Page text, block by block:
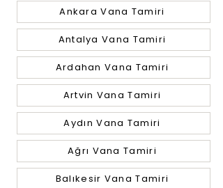
Ankara Vana Tamiri
Antalya Vana Tamiri
Ardahan Vana Tamiri
Artvin Vana Tamiri
Aydın Vana Tamiri
Ağrı Vana Tamiri
Balıkesir Vana Tamiri